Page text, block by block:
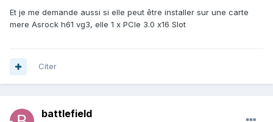
Et je me demande aussi si elle peut être installer sur une carte
mere Asrock h61 vg3, elle 1 x PCIe 3.0 x16 Slot
Citer
battlefield